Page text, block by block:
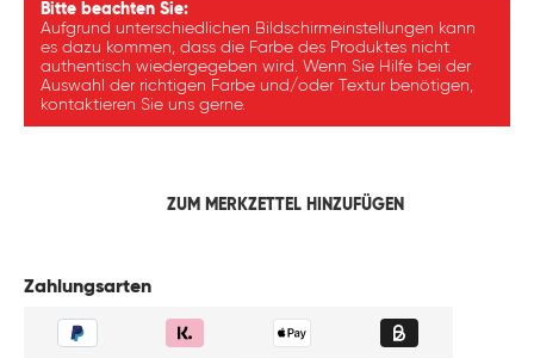
Bitte beachten Sie:
Aufgrund unterschiedlichen Bildschirmeinstellungen kann
es dazu kommen, dass die Farbe des Produktes nicht
authentisch wiedergegeben wird. Wenn Sie Hilfe bei der
Auswahl der richtigen Farbe und/oder Textur benötigen,
kontaktieren Sie uns gerne.
ZUM MERKZETTEL HINZUFÜGEN
Zahlungsarten